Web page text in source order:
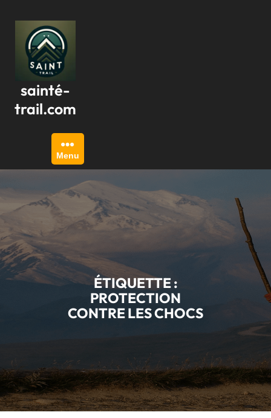
contenu
sainté-
trail.com
Menu
ÉTIQUETTE :
PROTECTION
CONTRE LES CHOCS